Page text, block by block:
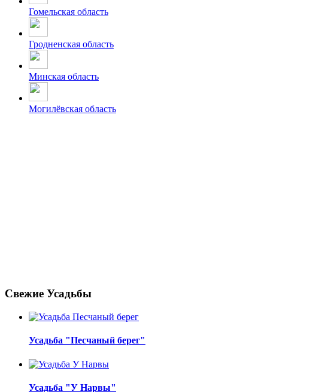
Гомельская область
Гродненская область
Минская область
Могилёвская область
Свежие Усадьбы
Усадьба "Песчаный берег"
Усадьба "У Нарвы"